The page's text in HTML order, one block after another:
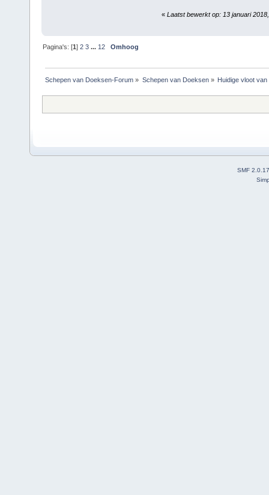
« Laatst bewerkt op: 13 januari
Pagina's: [1]2 3 ... 12 Omhoog
Schepen van Doeksen-Forum » Schepen van Doeksen» Huidige vloot
SMF 2.0.17